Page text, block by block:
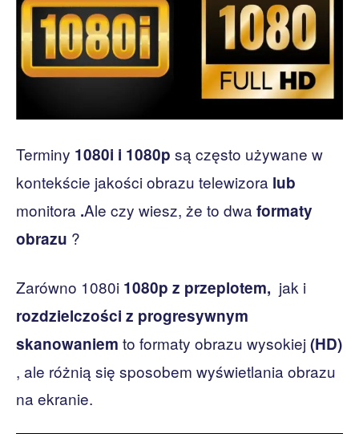
Terminy 1080i i 1080p są często używane w
kontekście jakości obrazu telewizora lub
monitora .Ale czy wiesz, że to dwa formaty
obrazu ?
Zarówno 1080i 1080p z przeplotem, jak i
rozdzielczości z progresywnym
skanowaniem to formaty obrazu wysokiej(HD)
, ale różnią się sposobem wyświetlania obrazu
na ekranie.